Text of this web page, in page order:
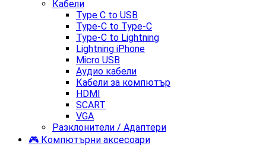
Кабели
Type C to USB
Type-C to Type-C
Type-C to Lightning
Lightning iPhone
Micro USB
Аудио кабели
Кабели за компютър
HDMI
SCART
VGA
Разклонители / Адаптери
🎮 Компютърни аксесоари